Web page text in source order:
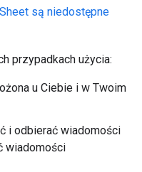
są niedostępne
przypadkach użycia:
u Ciebie i w Twoim
i odbierać wiadomości
wiadomości